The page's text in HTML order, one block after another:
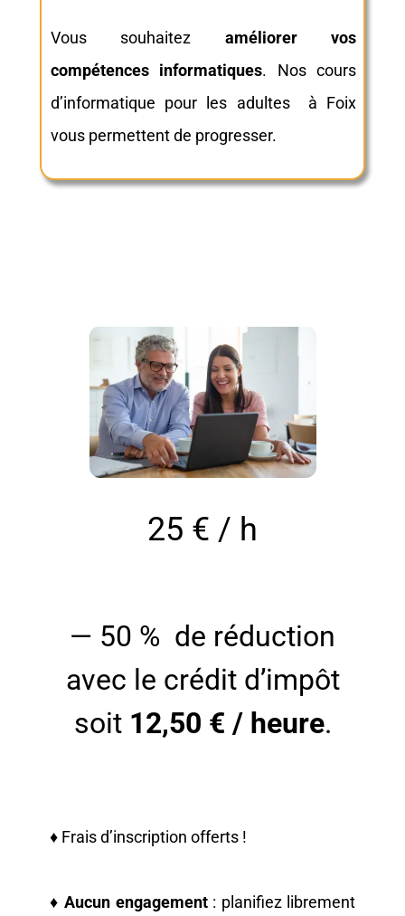
Vous souhaitez améliorer vos
compétences informatiques. Nos cours
d’informatique pour les adultes à Foix
vous permettent de progresser.
25 € / h
— 50 % de réduction
avec le crédit d’impôt
soit 12,50 € / heure.
♦ Frais d’inscription offerts !
♦ Aucun engagement: planifiez librement